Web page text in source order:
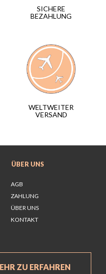
SICHERE
BEZAHLUNG
WELTWEITER
VERSAND
ÜBER UNS
AGB
ZAHLUNG
ÜBER UNS
KONTAKT
ZU ERFAHREN